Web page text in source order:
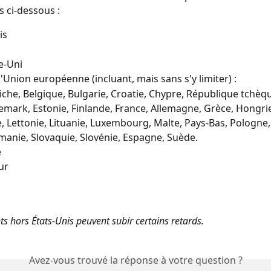
ci-dessous :
Uni
européenne (incluant, mais sans s'y limiter) :
Belgique, Bulgarie, Croatie, Chypre, République
Estonie, Finlande, France, Allemagne, Grèce,
Lettonie, Lituanie, Luxembourg, Malte, Pays-Bas,
Slovaquie, Slovénie, Espagne, Suède.
hors États-Unis peuvent subir certains retards.
Avez-vous trouvé la réponse à votre question ?